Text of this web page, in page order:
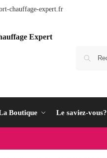
chauffage-expert.fr
Boutique Le saviez-vous?